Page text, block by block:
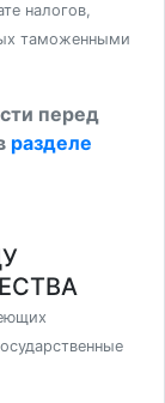
налогов,
таможенными
перед
разделе